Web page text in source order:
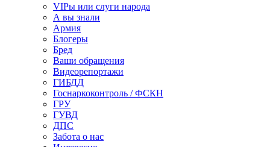
VIPы или слуги народа
А вы знали
Армия
Блогеры
Бред
Ваши обращения
Видеорепортажи
ГИБДД
Госнаркоконтроль / ФСКН
ГРУ
ГУВД
ДПС
Забота о нас